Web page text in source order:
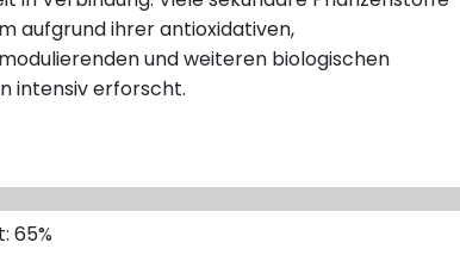
aufgrund ihrer antioxidativen,
und weiteren biologischen
intensiv erforscht.
65%